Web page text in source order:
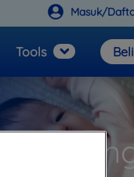
Tools
Masuk/